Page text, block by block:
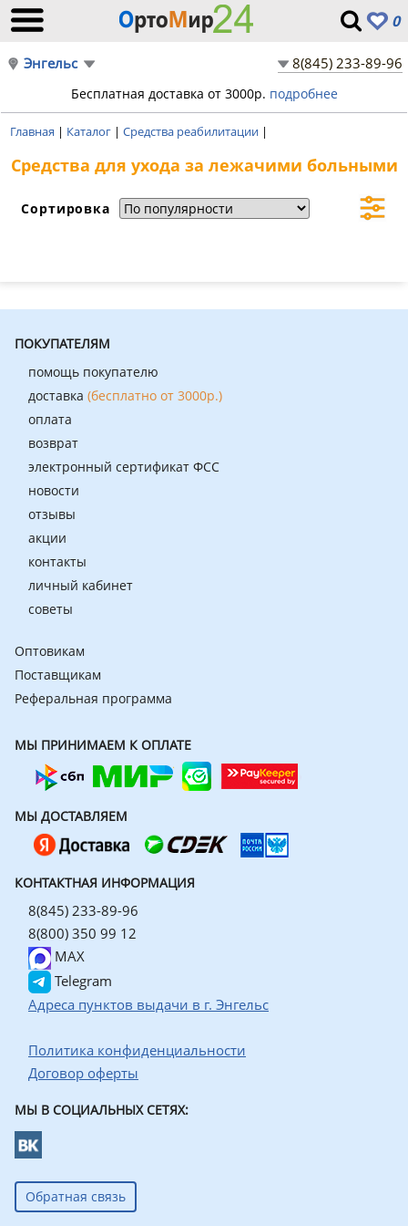
0
Энгельс 8(845) 233-89-96
Бесплатная доставка от 3000р. подробнее
Главная | Каталог | Средства реабилитации |
Средства для ухода за лежачими больными
Сортировка
ПОКУПАТЕЛЯМ
помощь покупателю
доставка (бесплатно от 3000р.)
оплата
возврат
электронный сертификат ФСС
новости
отзывы
акции
контакты
личный кабинет
советы
Оптовикам
Поставщикам
Реферальная программа
МЫ ПРИНИМАЕМ К ОПЛАТЕ
МЫ ДОСТАВЛЯЕМ
КОНТАКТНАЯ ИНФОРМАЦИЯ
8(845) 233-89-96
8(800) 350 99 12
MAX
Telegram
Адреса пунктов выдачи в г. Энгельс
Политика конфиденциальности
Договор оферты
МЫ В СОЦИАЛЬНЫХ СЕТЯХ:
Обратная связь